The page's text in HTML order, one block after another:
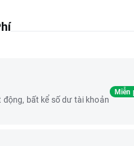
bất kể số dư tài khoản
Miễn